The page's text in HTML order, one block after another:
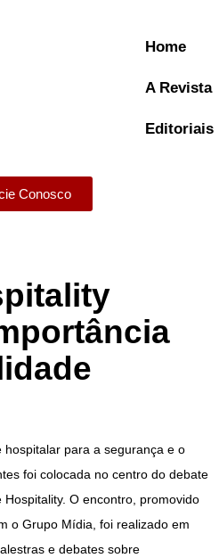
Home
A Revista
Editoriais
Conosco
hospitalar para a segurança e o
foi colocada no centro do debate
O encontro, promovido
o Grupo Mídia, foi realizado em
e debates sobre